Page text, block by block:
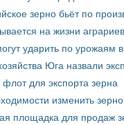
зерно бьёт по
на жизни аграриев
ударить по урожаям
Юга назвали
для экспорта зерна
изменить
площадка для продаж